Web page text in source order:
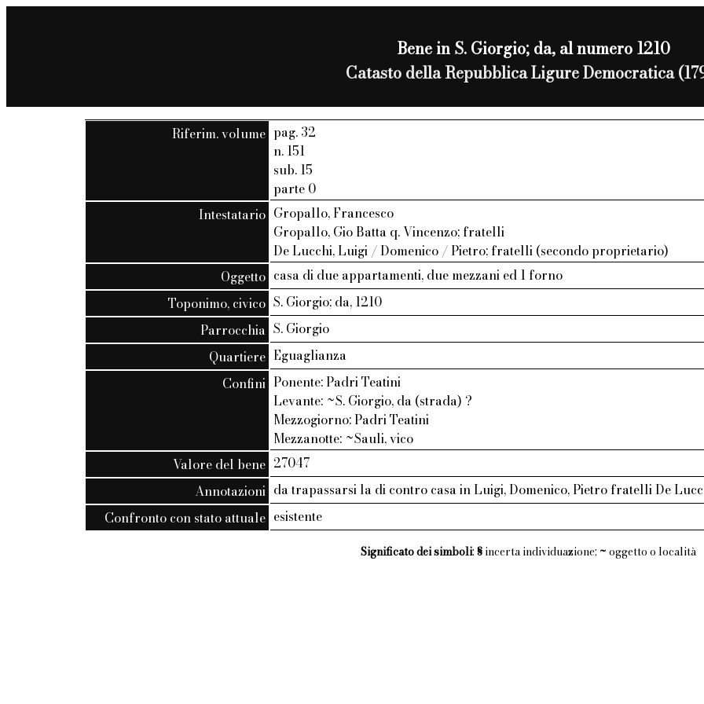
Bene in S. Giorgio; da, al numero 1210
Catasto della Repubblica Ligure Democratica
Riferim. volume pag. 32
n. 151
sub. 15
parte 0
Intestatario Gropallo, Francesco
Gropallo, Gio Batta q. Vincenzo; fratelli
De Lucchi, Luigi / Domenico / Pietro; fratelli (secondo proprietario)
Oggetto casa di due appartamenti, due mezzani ed 1 forno
Toponimo, civico S. Giorgio; da, 1210
Parrocchia S. Giorgio
Quartiere Eguaglianza
Confini Ponente: Padri Teatini
Levante: ~S. Giorgio, da (strada) ?
Mezzogiorno: Padri Teatini
Mezzanotte: ~Sauli, vico
Valore del bene 27047
Annotazioni da trapassarsi la di contro casa in Luigi, Domenico, Pietro fratelli De
Confronto con stato attuale esistente
Significato dei simboli: §incerta individuazione; ~ oggetto o località